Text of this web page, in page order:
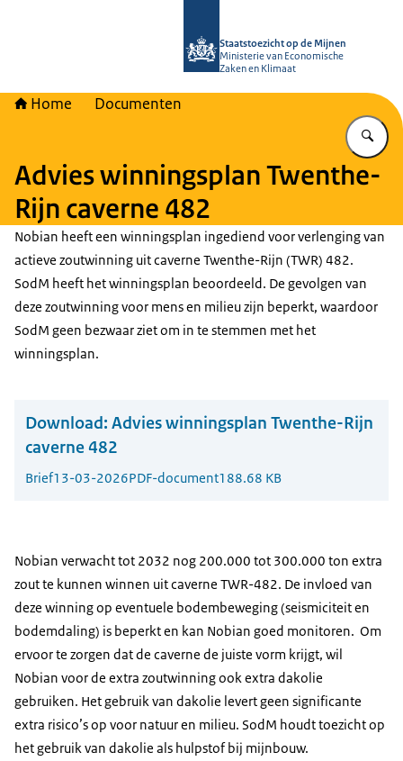
Staatstoezicht op de Mijnen
Ministerie van Economische
Zaken en Klimaat
Home Documenten
Advies winningsplan Twenthe-
Rijn caverne 482
Nobian heeft een winningsplan ingediend voor verlenging van
actieve zoutwinning uit caverne Twenthe-Rijn (TWR) 482.
SodM heeft het winningsplan beoordeeld. De gevolgen van
deze zoutwinning voor mens en milieu zijn beperkt, waardoor
SodM geen bezwaar ziet om in te stemmen met het
winningsplan.
Download: Advies winningsplan Twenthe-Rijn
caverne 482
Brief13-03-2026PDF-document188.68 KB
Nobian verwacht tot 2032 nog 200.000 tot 300.000 ton extra
zout te kunnen winnen uit caverne TWR-482. De invloed van
deze winning op eventuele bodembeweging (seismiciteit en
bodemdaling) is beperkt en kan Nobian goed monitoren. Om
ervoor te zorgen dat de caverne de juiste vorm krijgt, wil
Nobian voor de extra zoutwinning ook extra dakolie
gebruiken. Het gebruik van dakolie levert geen significante
extra risico’s op voor natuur en milieu. SodM houdt toezicht op
het gebruik van dakolie als hulpstof bij mijnbouw.